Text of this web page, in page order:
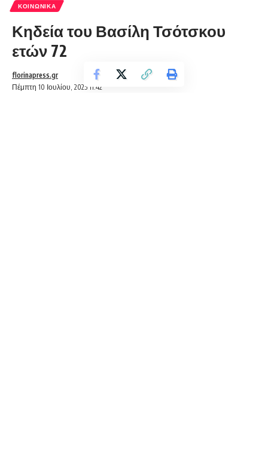
ΚΟΙΝΩΝΙΚΆ
Κηδεία του Βασίλη Τσότσκου
ετών 72
Πέμπτη 10 Ιουλίου, 2025 11:42
florinapress.gr